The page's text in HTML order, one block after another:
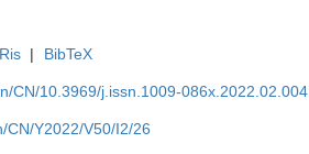
Ris | BibTeX
CN/10.3969/j.issn.1009-086x.2022.02.004
CN/Y2022/V50/I2/26